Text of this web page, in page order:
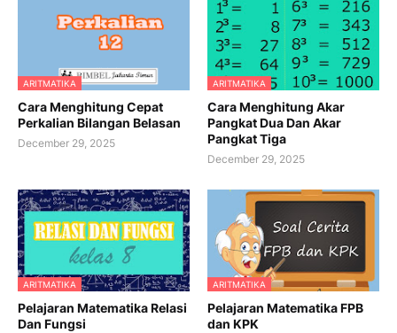
ARITMATIKA
Cara Menghitung Cepat
Perkalian Bilangan Belasan
December 29, 2025
ARITMATIKA
Cara Menghitung Akar
Pangkat Dua Dan Akar
Pangkat Tiga
December 29, 2025
ARITMATIKA
Pelajaran Matematika Relasi
Dan Fungsi
ARITMATIKA
Pelajaran Matematika FPB
dan KPK